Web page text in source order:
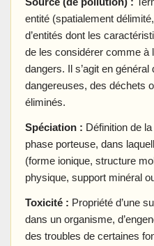
entité (spatialement
d’entités dont les
de les considérer comme à
dangers. Il s’agit en
dangereuses, des déchets
éliminés.
Spéciation : Définition de
phase porteuse, dans
(forme ionique, structure
physique, support minéral
Toxicité : Propriété d’une
dans un organisme,
des troubles de certaines